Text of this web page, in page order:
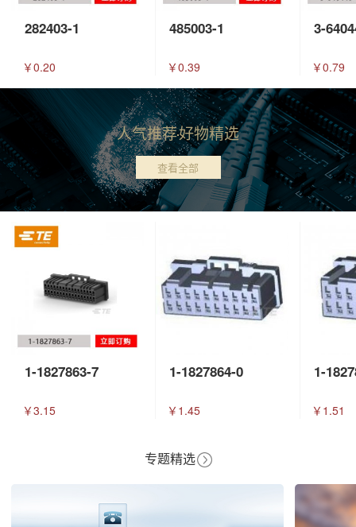
282403-1
￥0.20
485003-1
￥0.39
3-
￥0.79
人气推荐好物精选
查看全部
1-1827863-7
￥3.15
1-1827864-0
￥1.45
1-
￥1.51
专题精选